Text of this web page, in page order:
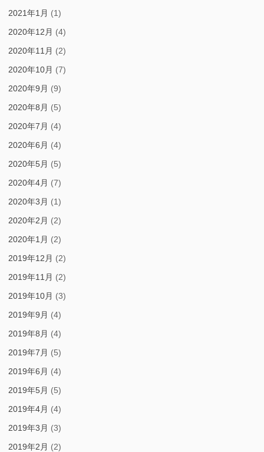
2021年1月 (1)
2020年12月 (4)
2020年11月 (2)
2020年10月 (7)
2020年9月 (9)
2020年8月 (5)
2020年7月 (4)
2020年6月 (4)
2020年5月 (5)
2020年4月 (7)
2020年3月 (1)
2020年2月 (2)
2020年1月 (2)
2019年12月 (2)
2019年11月 (2)
2019年10月 (3)
2019年9月 (4)
2019年8月 (4)
2019年7月 (5)
2019年6月 (4)
2019年5月 (5)
2019年4月 (4)
2019年3月 (3)
2019年2月 (2)